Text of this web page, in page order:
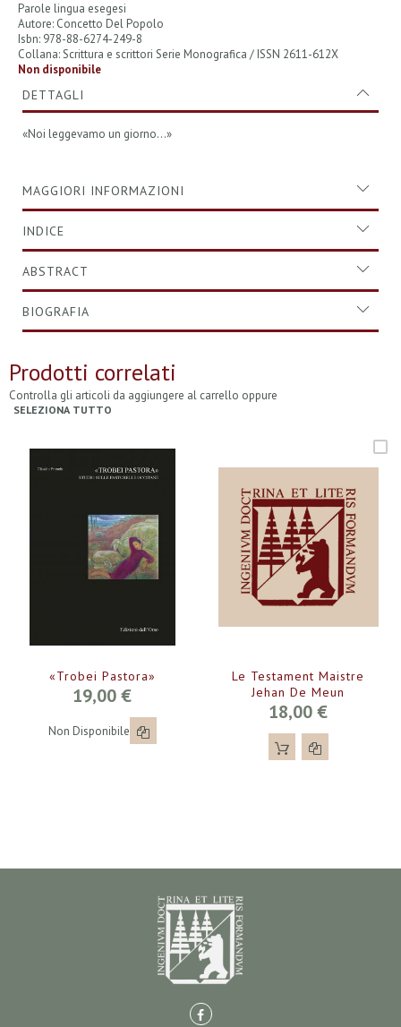
Parole lingua esegesi
Autore: Concetto Del Popolo
Isbn: 978-88-6274-249-8
Collana: Scrittura e scrittori Serie Monografica / ISSN 2611-612X
Non disponibile
DETTAGLI
«Noi leggevamo un giorno...»
MAGGIORI INFORMAZIONI
INDICE
ABSTRACT
BIOGRAFIA
Prodotti correlati
Controlla gli articoli da aggiungere al carrello oppure
SELEZIONA TUTTO
«Trobei Pastora»
19,00 €
Non Disponibile
Le Testament Maistre
Jehan De Meun
18,00 €